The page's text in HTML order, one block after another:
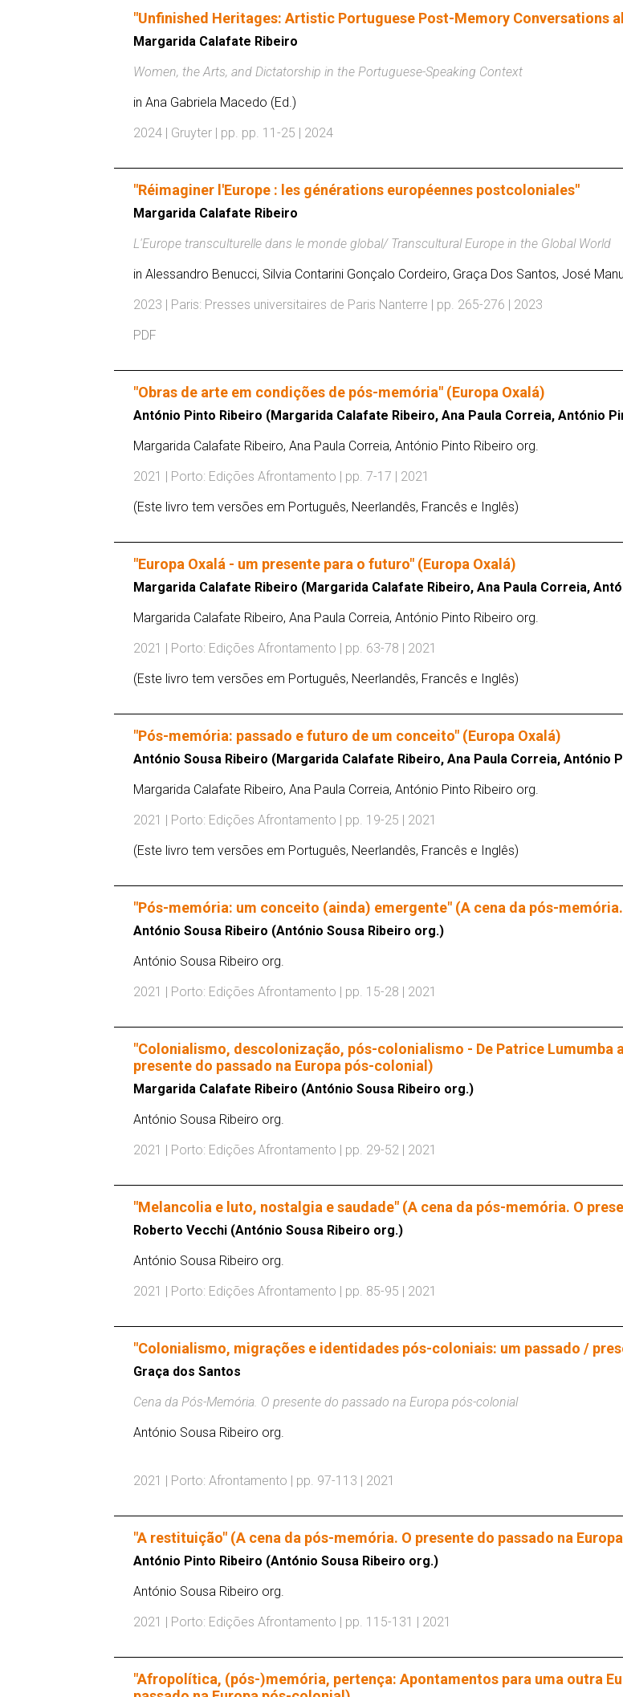
"Unfinished Heritages: Artistic Portuguese Post-Memory Conversations
Margarida Calafate Ribeiro
Women, the Arts, and Dictatorship in the Portuguese-Speaking Context
in Ana Gabriela Macedo (Ed.)
2024 | Gruyter | pp. pp. 11-25 | 2024
"Réimaginer l'Europe : les générations européennes postcoloniales"
Margarida Calafate Ribeiro
L'Europe transculturelle dans le monde global/ Transcultural Europe in the Global World
in Alessandro Benucci, Silvia Contarini Gonçalo Cordeiro, Graça Dos Santos, José
2023 | Paris: Presses universitaires de Paris Nanterre | pp. 265-276 | 2023
PDF
"Obras de arte em condições de pós-memória" (Europa Oxalá)
António Pinto Ribeiro (Margarida Calafate Ribeiro, Ana Paula Correia, António
Margarida Calafate Ribeiro, Ana Paula Correia, António Pinto Ribeiro org.
2021 | Porto: Edições Afrontamento | pp. 7-17 | 2021
(Este livro tem versões em Português, Neerlandês, Francês e Inglês)
"Europa Oxalá - um presente para o futuro" (Europa Oxalá)
Margarida Calafate Ribeiro (Margarida Calafate Ribeiro, Ana Paula Correia,
Margarida Calafate Ribeiro, Ana Paula Correia, António Pinto Ribeiro org.
2021 | Porto: Edições Afrontamento | pp. 63-78 | 2021
(Este livro tem versões em Português, Neerlandês, Francês e Inglês)
"Pós-memória: passado e futuro de um conceito" (Europa Oxalá)
António Sousa Ribeiro (Margarida Calafate Ribeiro, Ana Paula Correia, António
Margarida Calafate Ribeiro, Ana Paula Correia, António Pinto Ribeiro org.
2021 | Porto: Edições Afrontamento | pp. 19-25 | 2021
(Este livro tem versões em Português, Neerlandês, Francês e Inglês)
"Pós-memória: um conceito (ainda) emergente" (A cena da pós-
António Sousa Ribeiro (António Sousa Ribeiro org.)
António Sousa Ribeiro org.
2021 | Porto: Edições Afrontamento | pp. 15-28 | 2021
"Colonialismo, descolonização, pós-colonialismo - De Patrice Lumumba
presente do passado na Europa pós-colonial)
Margarida Calafate Ribeiro (António Sousa Ribeiro org.)
António Sousa Ribeiro org.
2021 | Porto: Edições Afrontamento | pp. 29-52 | 2021
"Melancolia e luto, nostalgia e saudade" (A cena da pós-memória. O
Roberto Vecchi (António Sousa Ribeiro org.)
António Sousa Ribeiro org.
2021 | Porto: Edições Afrontamento | pp. 85-95 | 2021
"Colonialismo, migrações e identidades pós-coloniais: um passado /
Graça dos Santos
Cena da Pós-Memória. O presente do passado na Europa pós-colonial
António Sousa Ribeiro org.
2021 | Porto: Afrontamento | pp. 97-113 | 2021
"A restituição" (A cena da pós-memória. O presente do passado na
António Pinto Ribeiro (António Sousa Ribeiro org.)
António Sousa Ribeiro org.
2021 | Porto: Edições Afrontamento | pp. 115-131 | 2021
"Afropolítica, (pós-)memória, pertença: Apontamentos para uma outra